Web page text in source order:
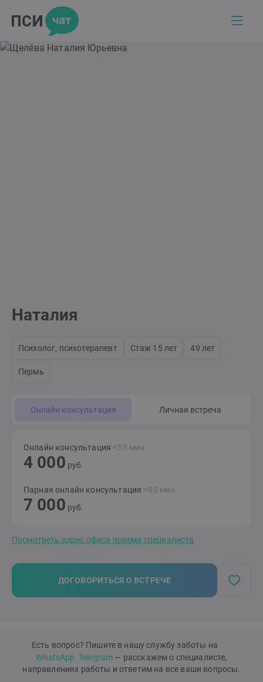
Наталия
Психолог, психотерапевт Стаж 15 лет 49 лет
Пермь
Онлайн консультация Личная встреча
Онлайн консультация ≈55 мин.
4 000 руб.
Парная онлайн консультация ≈90 мин.
7 000 руб.
Посмотреть адрес офиса приема специалиста
ДОГОВОРИТЬСЯ О ВСТРЕЧЕ
Есть вопрос? Пишите в нашу службу заботы на
WhatsApp Telegram — расскажем о специалисте,
направлениях работы и ответим на все ваши вопросы.